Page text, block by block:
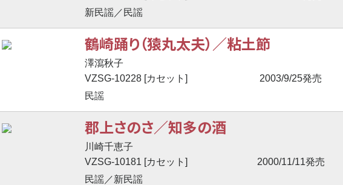
新民謡／民謡
鶴崎踊り（猿丸太夫）／粘土節
澤瀉秋子
VZSG-10228 [カセット]
2003/9/25発売
民謡
郡上さのさ／知多の酒
川崎千恵子
VZSG-10181 [カセット]
2000/11/11発売
民謡／新民謡